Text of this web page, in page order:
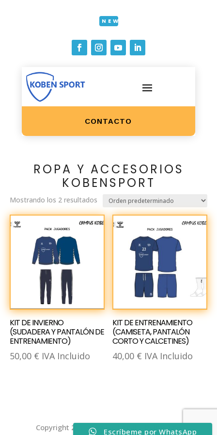
NEW
CONTACTO
ROPA Y ACCESORIOS
KOBENSPORT
Mostrando los 2 resultados
KIT DE INVIERNO
(SUDADERA Y PANTALÓN DE
ENTRENAMIENTO)
50,00 € IVA Incluido
KIT DE ENTRENAMIENTO
(CAMISETA, PANTALÓN
CORTO Y CALCETINES)
40,00 € IVA Incluido
Copyright 2026 | Aviso Legal
Política de
Escríbeme por WhatsApp